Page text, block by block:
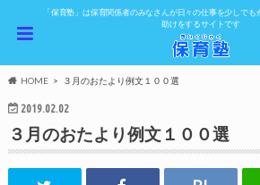
「保育塾」は保育関係者のみなさんが日々の仕事を少しで
助けをするサイトです
HOME ３月のおたより例文１００選
2019.02.02
３月のおたより例文１００選